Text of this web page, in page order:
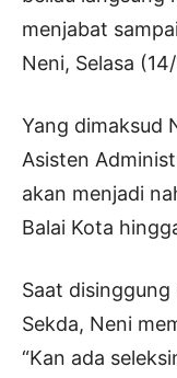
menjabat
Neni, Selasa
Yang dimaksud
Asisten
akan menjadi
Balai Kota
Saat
Sekda, Neni
“Kan ada